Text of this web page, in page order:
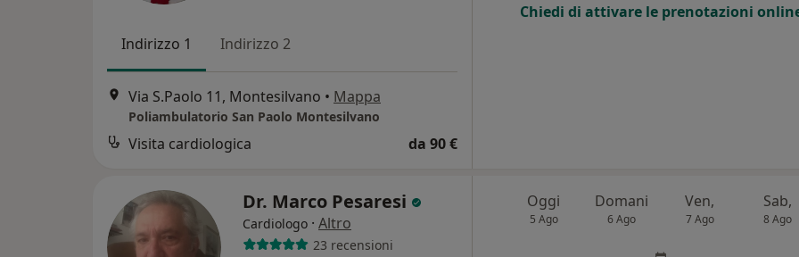
Indirizzo 1 Indirizzo 2
Via S.Paolo 11, Montesilvano • Mappa
Poliambulatorio San Paolo Montesilvano
Visita cardiologica da 90 €
Chiedi di attivare le prenotazioni
Dr. Marco Pesaresi
Cardiologo · Altro
23 recensioni
Oggi
5 Ago
Domani
6 Ago
Ven,
7 Ago
Sab,
8 Ago